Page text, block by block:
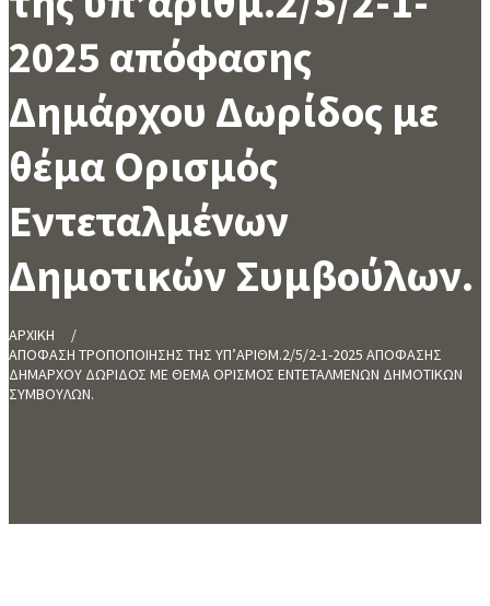
2025 απόφασης
Δημάρχου Δωρίδος με
θέμα Ορισμός
Εντεταλμένων
Δημοτικών Συμβούλων.
ΑΡΧΙΚΗ
ΑΠΟΦΑΣΗ ΤΡΟΠΟΠΟΙΗΣΗΣ ΤΗΣ ΥΠ’ΑΡΙΘΜ.2/5/2-1-2025 ΑΠΟΦΑΣΗΣ
ΔΗΜΑΡΧΟΥ ΔΩΡΙΔΟΣ ΜΕ ΘΕΜΑ ΟΡΙΣΜΟΣ ΕΝΤΕΤΑΛΜΕΝΩΝ ΔΗΜΟΤΙΚΩΝ
ΣΥΜΒΟΥΛΩΝ.